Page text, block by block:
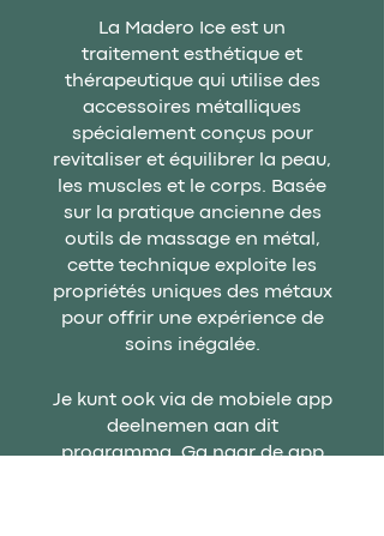
La Madero Ice est un
traitement esthétique et
thérapeutique qui utilise des
accessoires métalliques
spécialement conçus pour
revitaliser et équilibrer la peau,
les muscles et le corps. Basée
sur la pratique ancienne des
outils de massage en métal,
cette technique exploite les
propriétés uniques des métaux
pour offrir une expérience de
soins inégalée.
Je kunt ook via de mobiele app
deelnemen aan dit
programma. Ga naar de app